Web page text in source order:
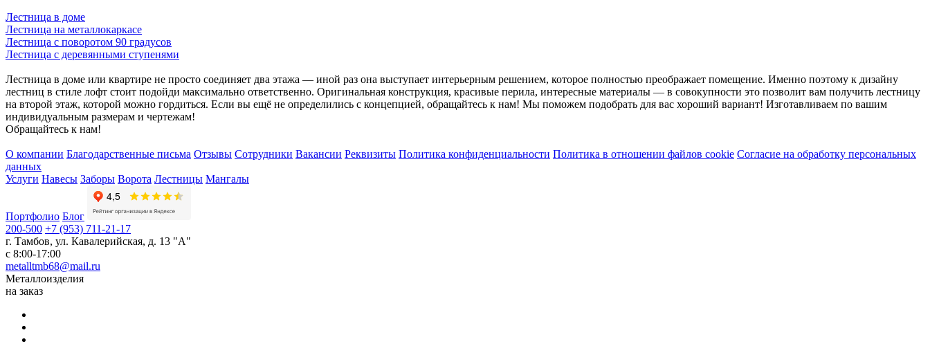
Лестница в доме
Лестница на металлокаркасе
Лестница с поворотом 90 градусов
Лестница с деревянными ступенями
Лестница в доме или квартире не просто соединяет два этажа — иной раз она выступает интерьерным решением, которое полностью преображает помещение. Именно поэтому к дизайну
лестниц в стиле лофт стоит подойди максимально ответственно. Оригинальная конструкция, красивые перила, интересные материалы — в совокупности это позволит вам получить лестницу
на второй этаж, которой можно гордиться. Если вы ещё не определились с концепцией, обращайтесь к нам! Мы поможем подобрать для вас хороший вариант! Изготавливаем по вашим
индивидуальным размерам и чертежам!
Обращайтесь к нам!
О компании Благодарственные письма Отзывы Сотрудники Вакансии Реквизиты Политика конфиденциальности Политика в отношении файлов cookie Согласие на обработку персональных
данных
Услуги Навесы Заборы Ворота Лестницы Мангалы
Портфолио Блог
200-500 +7 (953) 711-21-17
г. Тамбов, ул. Кавалерийская, д. 13 "А"
с 8:00-17:00
metalltmb68@mail.ru
Металлоизделия
на заказ